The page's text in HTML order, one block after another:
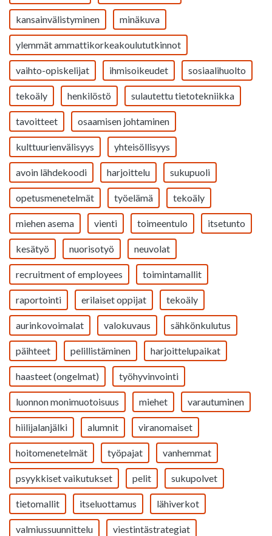
kansainvälistyminen minäkuva
ylemmät ammattikorkeakoulututkinnot
vaihto-opiskelijat ihmisoikeudet sosiaalihuolto
tekoäly henkilöstö sulautettu tietotekniikka
tavoitteet osaamisen johtaminen
kulttuurienvälisyys yhteisöllisyys
avoin lähdekoodi harjoittelu sukupuoli
opetusmenetelmät työelämä tekoäly
miehen asema vienti toimeentulo itsetunto
kesätyö nuorisotyö neuvolat
recruitment of employees toimintamallit
raportointi erilaiset oppijat tekoäly
aurinkovoimalat valokuvaus sähkönkulutus
päihteet pelillistäminen harjoittelupaikat
haasteet (ongelmat) työhyvinvointi
luonnon monimuotoisuus miehet varautuminen
hiilijalanjälki alumnit viranomaiset
hoitomenetelmät työpajat vanhemmat
psyykkiset vaikutukset pelit sukupolvet
tietomallit itseluottamus lähiverkot
valmiussuunnittelu viestintästrategiat